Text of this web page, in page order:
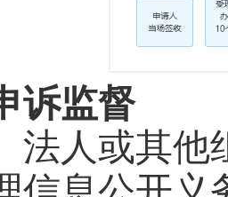
诉监督
法人或其他